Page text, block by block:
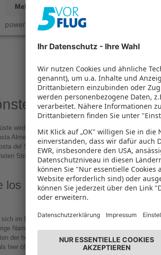
Mehr Informationen
powered byUsercentrics Consent Management
Strände in
wird in vier Regionen unterteilt. Im Osten an der
Almería, daran schließt sich die Costa Tropical rund
del Sol über und die Atlantikküste heißt Costa de la
Stränden.
los Muertos – Naturstrand
sich im BiosphärenreservatCabo de Gata-Níjar
in der
Name – auf Deutsch „Strand der Toten“ – sollte
der herrlichen Natur zu besuchen. Der Name kommt
hier öfters gekenterte Schiffe angespült wurden.